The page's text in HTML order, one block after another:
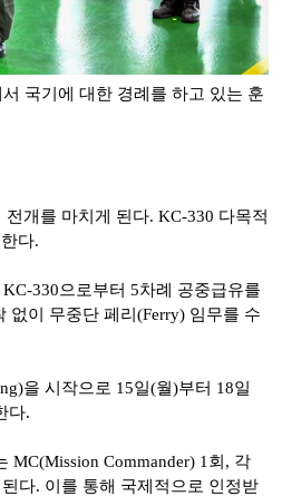
국기에 대한 경례를 하고 있는 훈
전개를 마치게 된다. KC-330 다목적
다.
KC-330으로부터 5차례 공중급유를
없이 무중단 페리 (Ferry) 임무를 수
을 시작으로 15일(월)부터 18일
다.
MC(Mission Commander) 1 회 , 각
다. 이를 통해 국제적으로 인정받